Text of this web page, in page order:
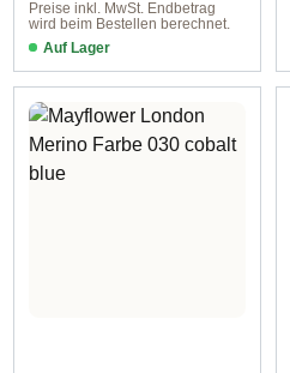
Preise inkl. MwSt. Endbetrag
wird beim Bestellen berechnet.
Auf Lager